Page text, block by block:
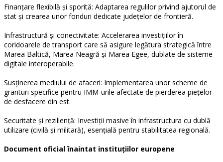
Finanțare flexibilă și sporită: Adaptarea regulilor privind ajutorul de
stat și crearea unor fonduri dedicate județelor de frontieră.
Infrastructură și conectivitate: Accelerarea investițiilor în
coridoarele de transport care să asigure legătura strategică între
Marea Baltică, Marea Neagră și Marea Egee, dublate de sisteme
digitale interoperabile.
Susținerea mediului de afaceri: Implementarea unor scheme de
granturi specifice pentru IMM-urile afectate de pierderea piețelor
de desfacere din est.
Securitate și reziliență: Investiții masive în infrastructura cu dublă
utilizare (civilă și militară), esențială pentru stabilitatea regională.
Document oficial înaintat instituțiilor europene